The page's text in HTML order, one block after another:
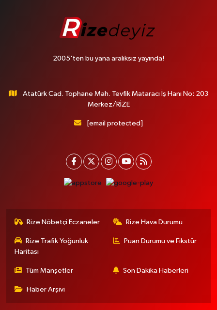
2005'ten bu yana aralıksız yayında!
Atatürk Cad. Tophane Mah. Tevfik Mataracı İş Hanı No: 203
Merkez/RİZE
[email protected]
Rize Nöbetçi Eczaneler Rize Hava Durumu
Rize Trafik Yoğunluk
Haritası
Puan Durumu ve Fikstür
Tüm Manşetler Son Dakika Haberleri
Haber Arşivi